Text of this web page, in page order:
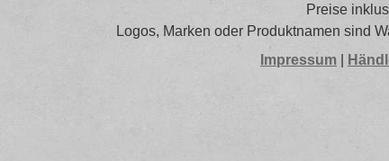
Preise
Logos, Marken oder Produktnamen sind
Impressum